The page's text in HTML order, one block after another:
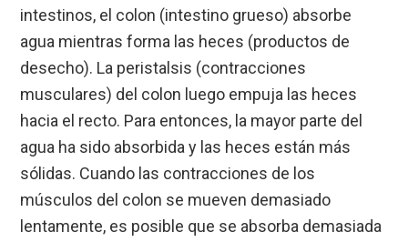
intestinos, el colon (intestino grueso) absorbe
agua mientras forma las heces (productos de
desecho). La peristalsis (contracciones
musculares) del colon luego empuja las heces
hacia el recto. Para entonces, la mayor parte del
agua ha sido absorbida y las heces están más
sólidas. Cuando las contracciones de los
músculos del colon se mueven demasiado
lentamente, es posible que se absorba demasiada